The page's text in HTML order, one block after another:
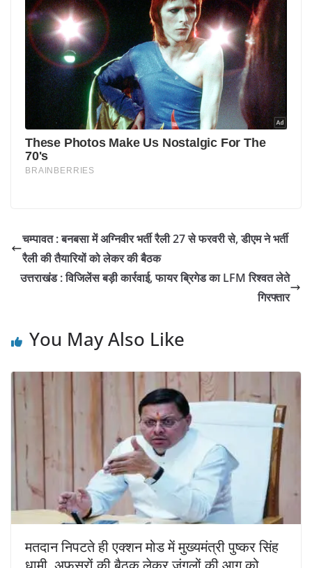
चम्पावत : बनबसा में अग्निवीर भर्ती रैली 27 से फरवरी से, डीएम ने भर्ती
रैली की तैयारियों को लेकर की बैठक
उत्तराखंड : विजिलेंस बड़ी कार्रवाई, फायर ब्रिगेड का LFM रिश्वत लेते
गिरफ्तार
You May Also Like
मतदान निपटते ही एक्‍शन मोड में मुख्‍यमंत्री पुष्‍कर सिंह